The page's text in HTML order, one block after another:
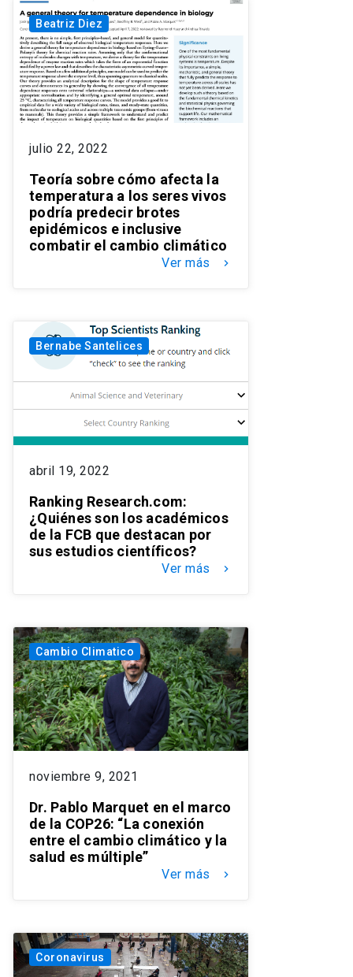
Beatriz Diez
julio 22, 2022
Teoría sobre cómo afecta la
temperatura a los seres vivos
podría predecir brotes
epidémicos e inclusive
combatir el cambio climático
Ver más keyboard_arrow_right
Bernabe Santelices
abril 19, 2022
Ranking Research.com:
¿Quiénes son los académicos
de la FCB que destacan por
sus estudios científicos?
Ver más keyboard_arrow_right
Cambio Climatico
noviembre 9, 2021
Dr. Pablo Marquet en el marco
de la COP26: “La conexión
entre el cambio climático y la
salud es múltiple”
Ver más keyboard_arrow_right
Coronavirus